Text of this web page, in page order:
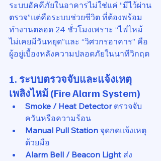
ระบบอัคคีภัยในอาคารไม่ใช่แค่ “มีไว้ผ่าน
ตรวจ”แต่คือระบบช่วยชีวิต ที่ต้องพร้อม
ทำงานตลอด 24 ชั่วโมงเพราะ “ไฟไหม้
ไม่เคยมีวันหยุด”และ “วิศวกรอาคาร” คือ
ผู้อยู่เบื้องหลังความปลอดภัยในนาทีวิกฤต
1. ระบบตรวจจับและแจ้งเหตุ
เพลิงไหม้ (Fire Alarm System)
Smoke / Heat Detector ตรวจจับ
ควันหรือความร้อน
Manual Pull Station จุดกดแจ้งเหตุ
ด้วยมือ
Alarm Bell / Beacon Light ส่ง